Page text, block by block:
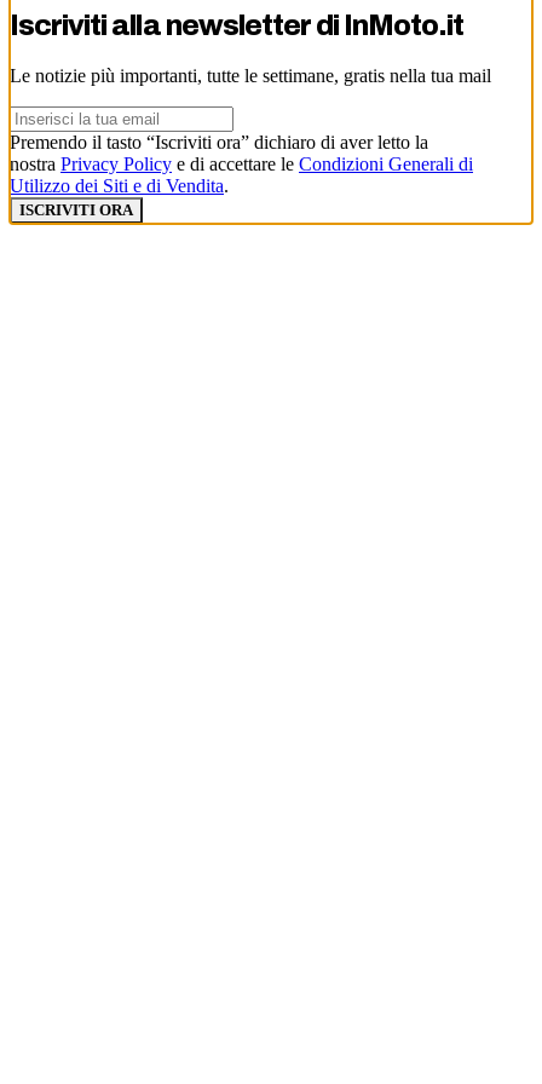
Iscriviti alla newsletter di InMoto.it
Le notizie più importanti, tutte le settimane, gratis nella tua mail
Premendo il tasto “Iscriviti ora” dichiaro di aver letto la
nostra Privacy Policy e di accettare le Condizioni Generali di
Utilizzo dei Siti e di Vendita.
ISCRIVITI ORA